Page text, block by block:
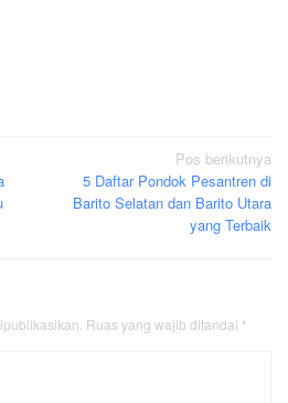
Pos berikutnya
5 Daftar Pondok Pesantren di
Barito Selatan dan Barito Utara
yang Terbaik
Ruas yang wajib ditandai *